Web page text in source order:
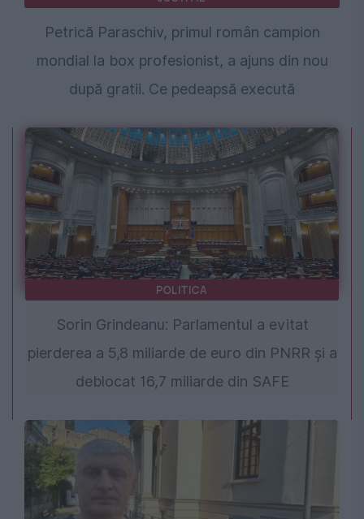
Petrică Paraschiv, primul român campion
mondial la box profesionist, a ajuns din nou
după gratii. Ce pedeapsă execută
POLITICA
Sorin Grindeanu: Parlamentul a evitat
pierderea a 5,8 miliarde de euro din PNRR și a
deblocat 16,7 miliarde din SAFE